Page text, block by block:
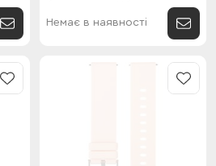
Немає в наявності